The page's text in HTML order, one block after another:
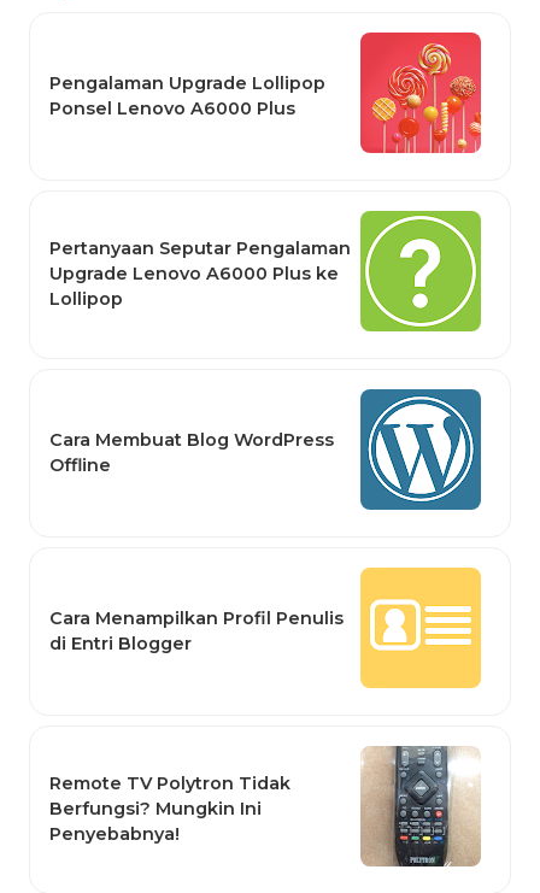
Pengalaman Upgrade Lollipop
Ponsel Lenovo A6000 Plus
Pertanyaan Seputar Pengalaman
Upgrade Lenovo A6000 Plus ke
Lollipop
Cara Membuat Blog WordPress
Offline
Cara Menampilkan Profil Penulis
di Entri Blogger
Remote TV Polytron Tidak
Berfungsi? Mungkin Ini
Penyebabnya!